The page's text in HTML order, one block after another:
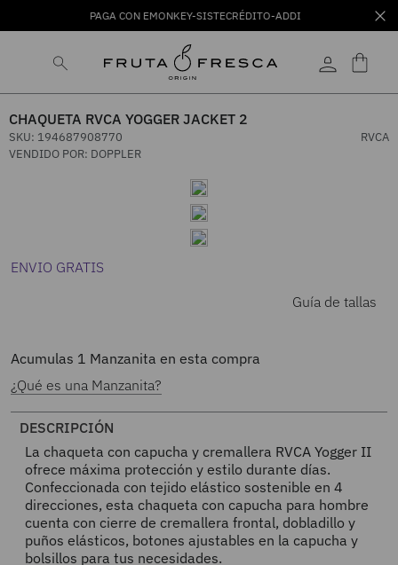
PAGA CON EMONKEY-SISTECRÉDITO-ADDI
CHAQUETA RVCA YOGGER JACKET 2
SKU: 194687908770
RVCA
VENDIDO POR: DOPPLER
ENVIO GRATIS
Guía de tallas
Acumulas 1 Manzanita en esta compra
¿Qué es una Manzanita?
DESCRIPCIÓN
La chaqueta con capucha y cremallera RVCA Yogger II
ofrece máxima protección y estilo durante días.
Confeccionada con tejido elástico sostenible en 4
direcciones, esta chaqueta con capucha para hombre
cuenta con cierre de cremallera frontal, dobladillo y
puños elásticos, botones ajustables en la capucha y
bolsillos para tus necesidades.